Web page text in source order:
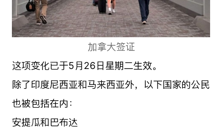
加拿大签证
这项变化已于5月26日星期二生效。
除了印度尼西亚和马来西亚外，以下国家的公民
也被包括在内：
安提瓜和巴布达